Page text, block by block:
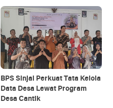
BPS Sinjai Perkuat Tata Kelola
Data Desa Lewat Program
Desa Cantik